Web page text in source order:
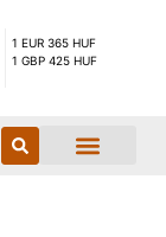
1 EUR 365 HUF
1 GBP 425 HUF